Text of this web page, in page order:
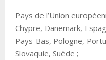
Pays de l’Union
Chypre, Danemark,
Pays-Bas, Pologne,
Slovaquie, Suède ;